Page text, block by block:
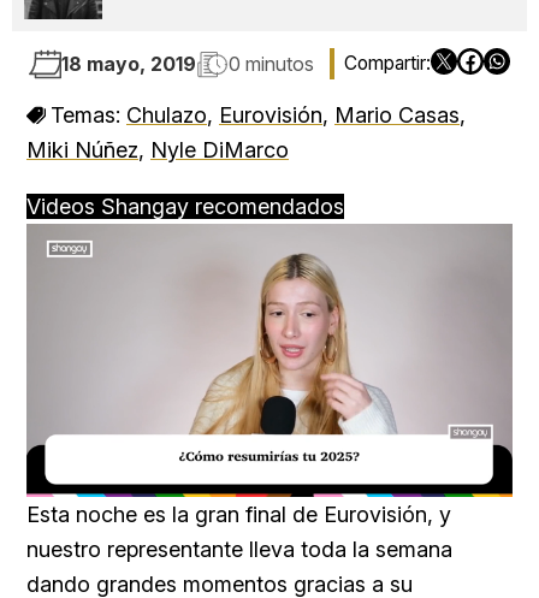
18 mayo, 2019 0 minutos
Temas: Chulazo, Eurovisión, Mario Casas,
Miki Núñez, Nyle DiMarco
Videos Shangay recomendados
Unmute Loaded:
34.00%
Esta noche es la gran final de Eurovisión, y
nuestro representante lleva toda la semana
dando grandes momentos gracias a su